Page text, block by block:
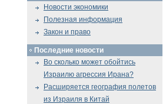
Новости экономики
Полезная информация
Закон и право
Последние новости
Во сколько может обойтись
Израилю агрессия Ирана?
Расширяется география полетов
из Израиля в Китай